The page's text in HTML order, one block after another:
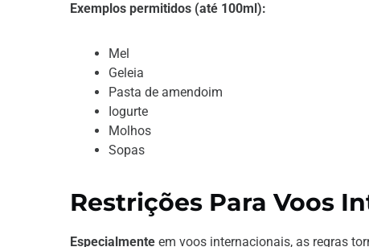
Exemplos permitidos (até 100ml):
Mel
Geleia
Pasta de amendoim
Iogurte
Molhos
Sopas
Restrições Para Voos
Especialmente em voos internacionais, as regras